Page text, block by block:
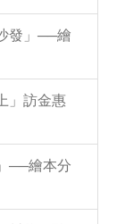
發」──繪
」訪金惠
──繪本分